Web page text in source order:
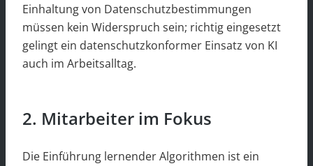
Einhaltung von Datenschutzbestimmungen
müssen kein Widerspruch sein; richtig eingesetzt
gelingt ein datenschutzkonformer Einsatz von KI
auch im Arbeitsalltag.
2. Mitarbeiter im Fokus
Die Einführung lernender Algorithmen ist ein